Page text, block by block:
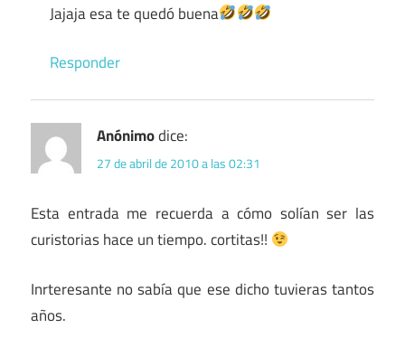
Jajaja esa te quedó buena
Responder
Anónimodice:
27 de abril de 2010 a las 02:31
Esta entrada me recuerda a cómo solían ser las
curistorias hace un tiempo. cortitas!!
Inrteresante no sabía que ese dicho tuvieras tantos
años.